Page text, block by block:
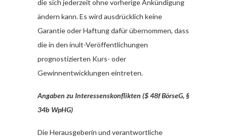
die sich jederzeit ohne vorherige Ankündigung
ändern kann. Es wird ausdrücklich keine
Garantie oder Haftung dafür übernommen, dass
die in den inult-Veröffentlichungen
prognostizierten Kurs- oder
Gewinnentwicklungen eintreten.
Angaben zu Interessenskonflikten ($ 48f BörseG, §
34b WpHG)
Die Herausgeberin und verantwortliche